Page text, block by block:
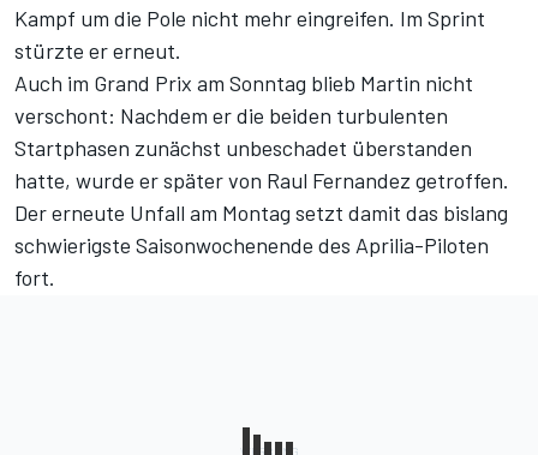
Kampf um die Pole nicht mehr eingreifen. Im Sprint
stürzte er erneut.
Auch im Grand Prix am Sonntag blieb Martin nicht
verschont: Nachdem er die beiden turbulenten
Startphasen zunächst unbeschadet überstanden
hatte, wurde er später von Raul Fernandez getroffen.
Der erneute Unfall am Montag setzt damit das bislang
schwierigste Saisonwochenende des Aprilia-Piloten
fort.